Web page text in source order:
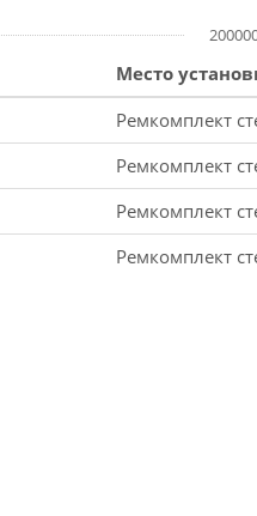
Место
Ремкомплект
Ремкомплект
Ремкомплект
Ремкомплект